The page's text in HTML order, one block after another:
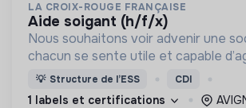
LA CROIX-ROUGE FRANÇAISE
aide soigant (h/f/x)
Nous souhaitons voir advenir une
chacun se sente utile et capable
nous proposons des moyens et des
d’engagement innovants et adaptés
💡 Structure de l’ESS CDI
1 labels et certifications